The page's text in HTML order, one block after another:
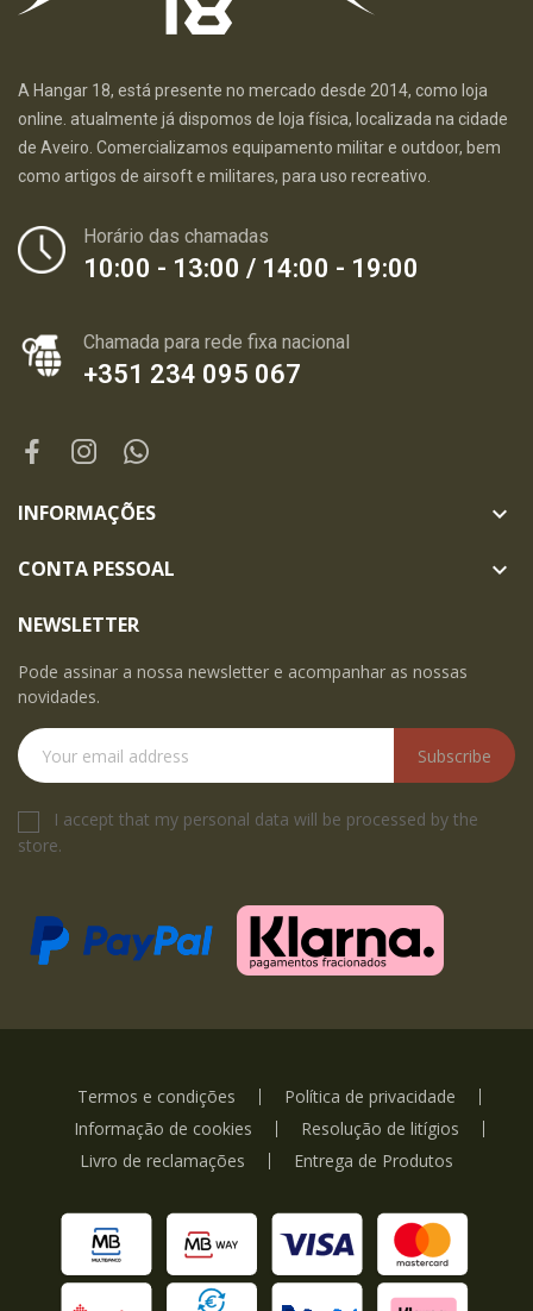
A Hangar 18, está presente no mercado desde 2014, como loja
online. atualmente já dispomos de loja física, localizada na cidade
de Aveiro. Comercializamos equipamento militar e outdoor, bem
como artigos de airsoft e militares, para uso recreativo.
Horário das chamadas
10:00 - 13:00 / 14:00 - 19:00
Chamada para rede fixa nacional
+351 234 095 067
INFORMAÇÕES 
CONTA PESSOAL 
NEWSLETTER
Pode assinar a nossa newsletter e acompanhar as nossas
novidades.
Subscribe
I accept that my personal data will be processed by the
store.
Termos e condições
Política de privacidade
Informação de cookies
Resolução de litígios
Livro de reclamações
Entrega de Produtos